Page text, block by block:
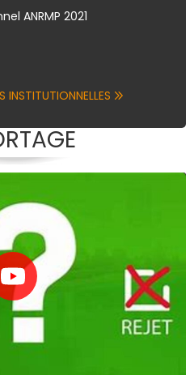
ANRMP 2021
INSTITUTIONNELLES